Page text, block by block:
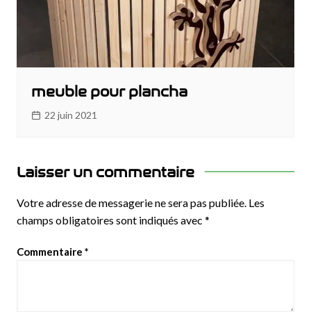
meuble pour plancha
22 juin 2021
Laisser un commentaire
Votre adresse de messagerie ne sera pas publiée. Les
champs obligatoires sont indiqués avec *
Commentaire *